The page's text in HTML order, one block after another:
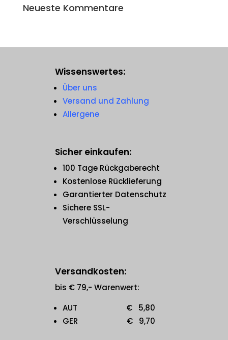
Neueste Kommentare
Wissenswertes:
Über uns
Versand und Zahlung
Allergene
Sicher einkaufen:
100 Tage Rückgaberecht
Kostenlose Rücklieferung
Garantierter Datenschutz
Sichere SSL-
Verschlüsselung
Versandkosten:
bis € 79,- Warenwert:
AUT € 5,80
GER € 9,70